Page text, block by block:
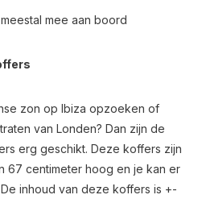
mee aan boord
zon op Ibiza opzoeken of
van Londen? Dan zijn de
erg geschikt. Deze koffers zijn
67 centimeter hoog en je kan er
inhoud van deze koffers is +-